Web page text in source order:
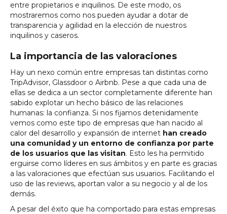
entre propietarios e inquilinos. De este modo, os
mostraremos como nos pueden ayudar a dotar de
transparencia y agilidad en la elección de nuestros
inquilinos y caseros.
La importancia de las valoraciones
Hay un nexo común entre empresas tan distintas como
TripAdvisor, Glassdoor o Airbnb. Pese a que cada una de
ellas se dedica a un sector completamente diferente han
sabido explotar un hecho básico de las relaciones
humanas: la confianza. Si nos fijamos detenidamente
vemos como este tipo de empresas que han nacido al
calor del desarrollo y expansión de internet han creado
una comunidad y un entorno de confianza por parte
de los usuarios que las visitan. Esto les ha permitido
erguirse como líderes en sus ámbitos y en parte es gracias
a las valoraciones que efectúan sus usuarios. Facilitando el
uso de las reviews, aportan valor a su negocio y al de los
demás.
A pesar del éxito que ha comportado para estas empresas